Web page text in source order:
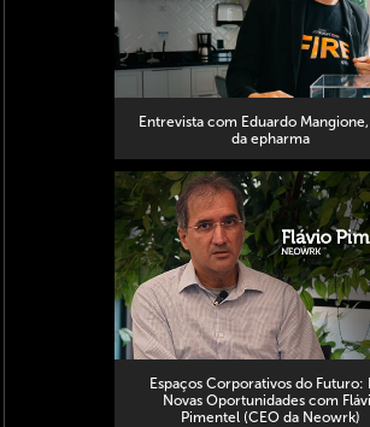
Entrevista com Eduardo
da epharma
Espaços Corporativos do Futuro:
Novas Oportunidades com
Pimentel (CEO da Neowrk)